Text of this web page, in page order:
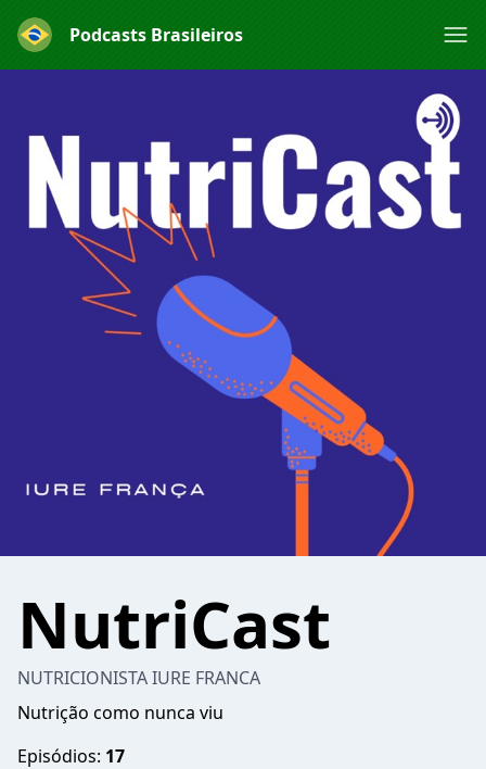
Podcasts Brasileiros
NutriCast
NUTRICIONISTA IURE FRANCA
Nutrição como nunca viu
Episódios: 17